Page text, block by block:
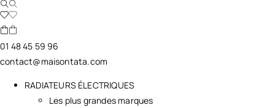
01 48 45 59 96
contact@maisontata.com
RADIATEURS ÉLECTRIQUES
Les plus grandes marques